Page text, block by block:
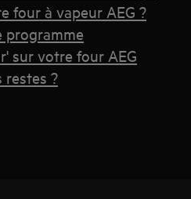
four à vapeur AEG ?
programme
sur votre four AEG
restes ?